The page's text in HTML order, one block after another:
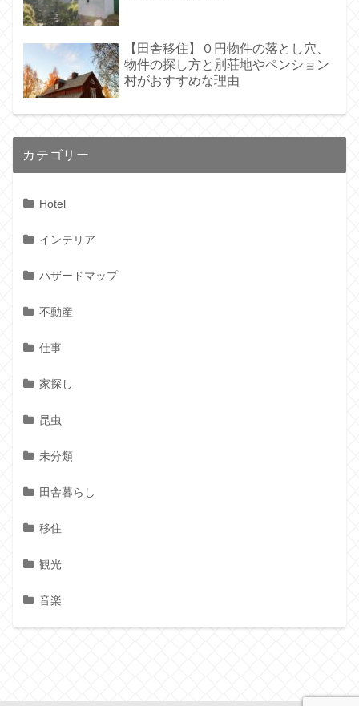
【田舎移住】０円物件の落とし穴、
物件の探し方と別荘地やペンション
村がおすすめな理由
カテゴリー
Hotel
インテリア
ハザードマップ
不動産
仕事
家探し
昆虫
未分類
田舎暮らし
移住
観光
音楽